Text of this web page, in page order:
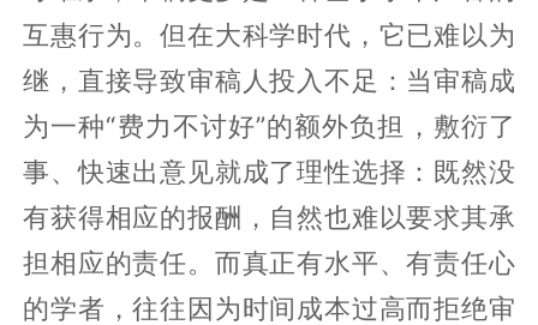
互惠行为。但在大科学时代，它已难以为
继，直接导致审稿人投入不足：当审稿成
为一种“费力不讨好”的额外负担，敷衍了
事、快速出意见就成了理性选择：既然没
有获得相应的报酬，自然也难以要求其承
担相应的责任。而真正有水平、有责任心
的学者，往往因为时间成本过高而拒绝审